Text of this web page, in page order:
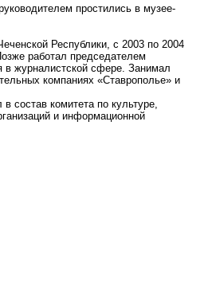
простились в музее-
Республики, с 2003 по 2004
работал председателем
в журналистской сфере. Занимал
компаниях «Ставрополье» и
состав комитета по культуре,
и информационной